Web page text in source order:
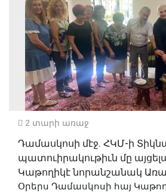
2 տարի առաջ
Դամասկոսի մէջ. ՀԿՄ-ի
պատուիրակութիւն մը
Կաթողիկէ նորանշանակ
Օրերս Դամասկոսի հայ